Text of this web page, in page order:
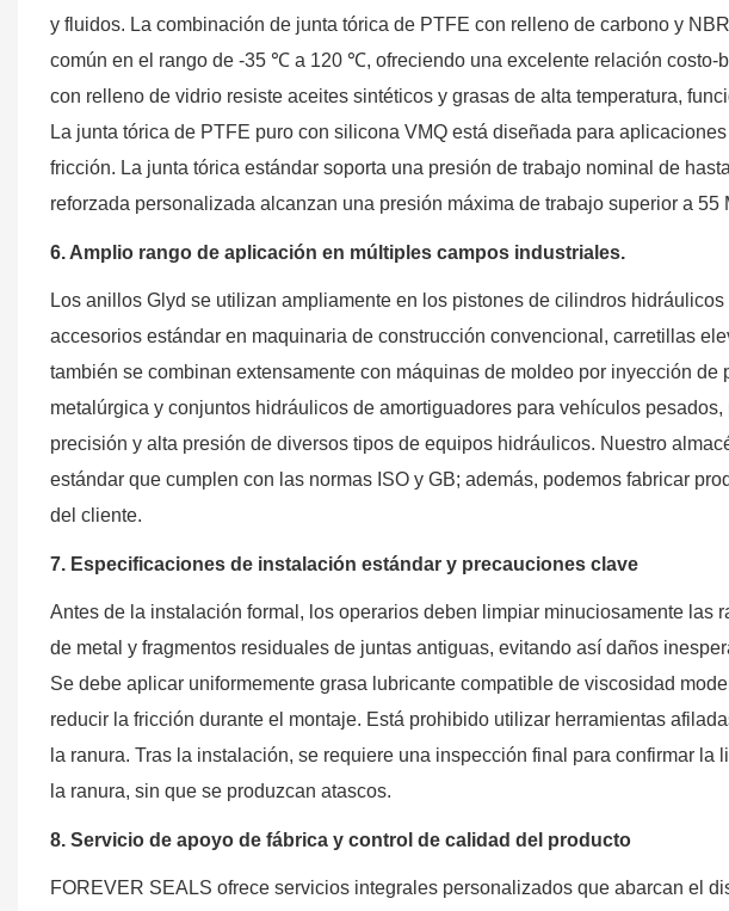
y fluidos. La combinación de junta tórica de PTFE con relleno de carbono y
común en el rango de -35 ℃ a 120 ℃, ofreciendo una excelente relación costo-
con relleno de vidrio resiste aceites sintéticos y grasas de alta temperatura,
La junta tórica de PTFE puro con silicona VMQ está diseñada para
fricción. La junta tórica estándar soporta una presión de trabajo nominal de
reforzada personalizada alcanzan una presión máxima de trabajo superior a 55
6. Amplio rango de aplicación en múltiples campos industriales.
Los anillos Glyd se utilizan ampliamente en los pistones de cilindros
accesorios estándar en maquinaria de construcción convencional, carretillas
también se combinan extensamente con máquinas de moldeo por inyección de
metalúrgica y conjuntos hidráulicos de amortiguadores para vehículos
precisión y alta presión de diversos tipos de equipos hidráulicos. Nuestro
estándar que cumplen con las normas ISO y GB; además, podemos fabricar
del cliente.
7. Especificaciones de instalación estándar y precauciones clave
Antes de la instalación formal, los operarios deben limpiar minuciosamente las
de metal y fragmentos residuales de juntas antiguas, evitando así daños
Se debe aplicar uniformemente grasa lubricante compatible de viscosidad
reducir la fricción durante el montaje. Está prohibido utilizar herramientas
la ranura. Tras la instalación, se requiere una inspección final para confirmar
la ranura, sin que se produzcan atascos.
8. Servicio de apoyo de fábrica y control de calidad del producto
FOREVER SEALS ofrece servicios integrales personalizados que abarcan el